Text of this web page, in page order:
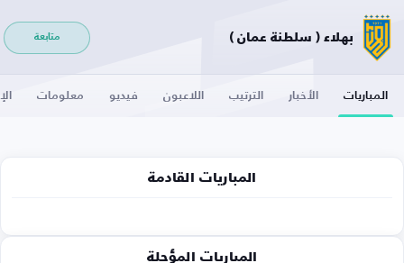
بهلاء ( سلطنة عمان ) متابعة
المباريات الأخبار الترتيب اللاعبون فيديو معلومات
المباريات القادمة
المباريات المؤجلة